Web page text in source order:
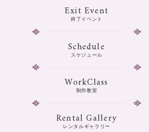
Exit Event
終了イベント
Schedule
スケジュール
WorkClass
制作教室
Rental Gallery
レンタルギャラリー